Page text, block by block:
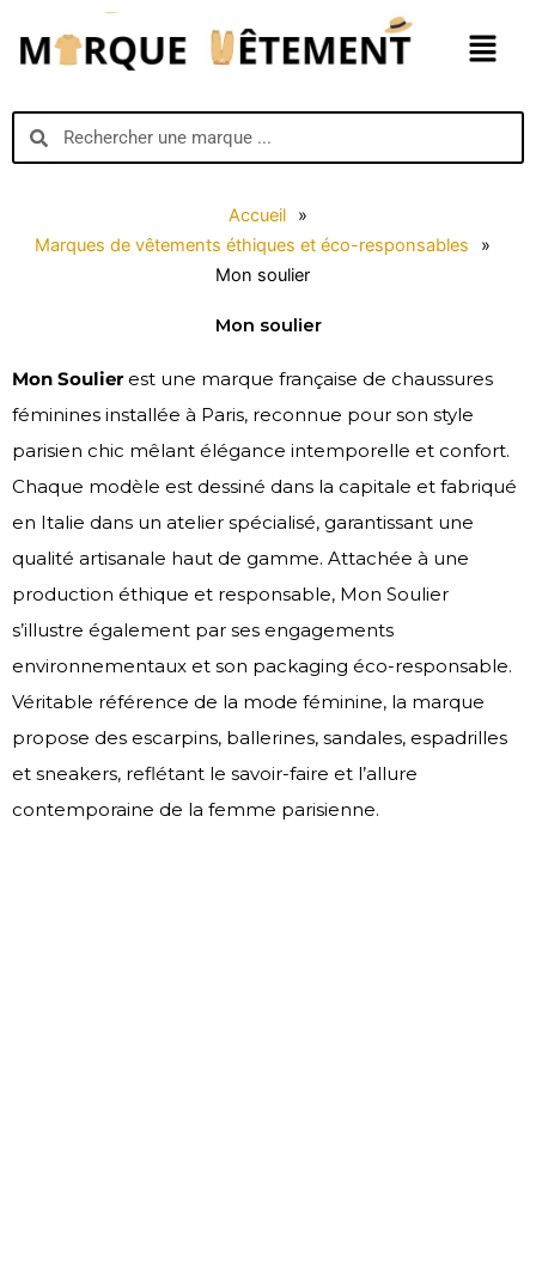
contenu
Menu
SearchSearch
Accueil
»
Marques de vêtements éthiques et éco-responsables
»
Mon soulier
Mon soulier
Mon Soulierest une marque française de chaussures
féminines installée à Paris, reconnue pour son style
parisien chic mêlant élégance intemporelle et confort.
Chaque modèle est dessiné dans la capitale et fabriqué
en Italie dans un atelier spécialisé, garantissant une
qualité artisanale haut de gamme. Attachée à une
production éthique et responsable, Mon Soulier
s’illustre également par ses engagements
environnementaux et son packaging éco-responsable.
Véritable référence de la mode féminine, la marque
propose des escarpins, ballerines, sandales, espadrilles
et sneakers, reflétant le savoir-faire et l’allure
contemporaine de la femme parisienne.